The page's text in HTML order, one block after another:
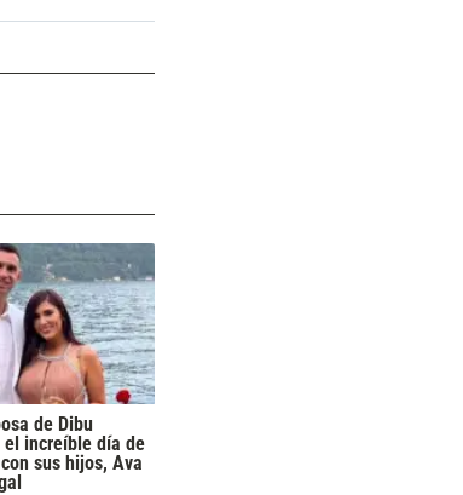
de Dibu
increíble día de
sus hijos, Ava